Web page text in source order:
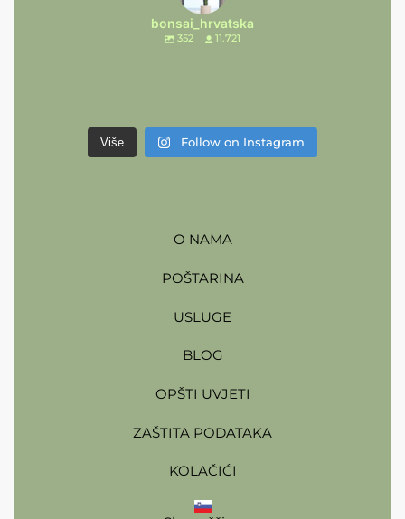
bonsai_hrvatska
352 11.721
Više Follow on Instagram
O NAMA
POŠTARINA
USLUGE
BLOG
OPŠTI UVJETI
ZAŠTITA PODATAKA
KOLAČIĆI